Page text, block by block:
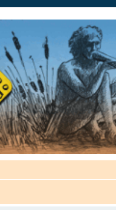
- retrouvez la communauté.